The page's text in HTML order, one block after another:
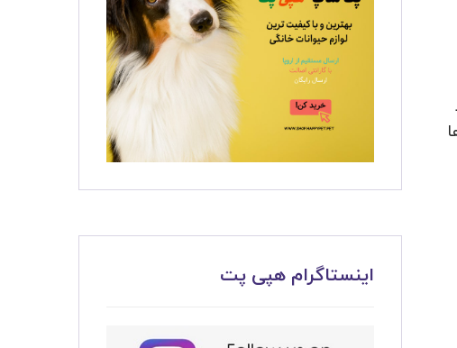
اینستاگرام هپی پت